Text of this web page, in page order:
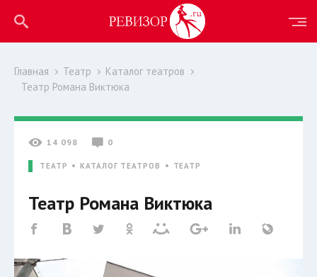
Главная Театр
Каталог театров
Театр Романа Виктюка
14 098 0
ТЕАТР КАТАЛОГ ТЕАТРОВ ТЕАТР
Театр Романа Виктюка